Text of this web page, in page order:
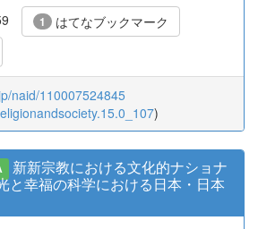
1 はてなブックマーク
naid/110007524845
)
新新宗教における文化的ナショナ
と幸福の科学における日本・日本